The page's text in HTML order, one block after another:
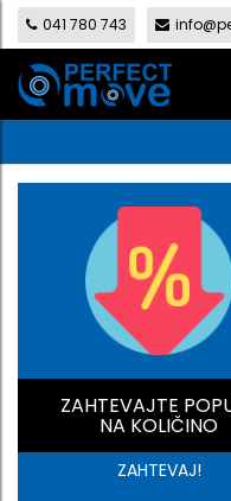
041 780 743
ZAHTEVAJTE
NA KOLIČINO
ZAHTEVAJ!